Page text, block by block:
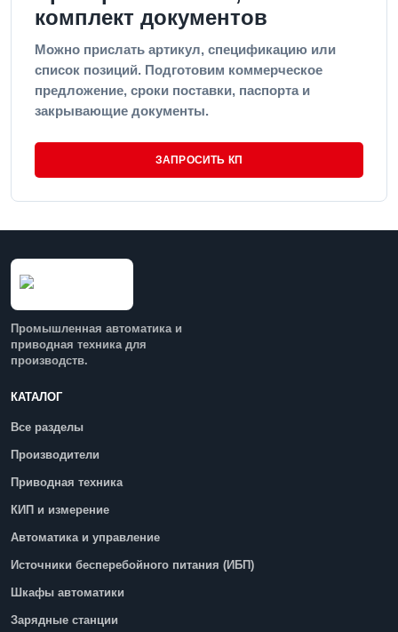
комплект документов
Можно прислать артикул, спецификацию или
список позиций. Подготовим коммерческое
предложение, сроки поставки, паспорта и
закрывающие документы.
ЗАПРОСИТЬ КП
Промышленная автоматика и
приводная техника для
производств.
КАТАЛОГ
Все разделы
Производители
Приводная техника
КИП и измерение
Автоматика и управление
Источники бесперебойного питания (ИБП)
Шкафы автоматики
Зарядные станции